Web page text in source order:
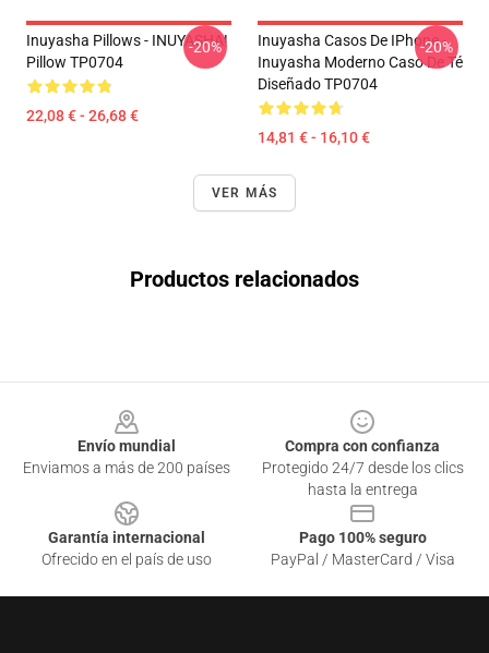
Inuyasha Pillows - INUYASHA!
Pillow TP0704
22,08 € - 26,68 €
-20%
Inuyasha Casos De IPhone -
Inuyasha Moderno Caso De Té
Diseñado TP0704
14,81 € - 16,10 €
-20%
VER MÁS
Productos relacionados
Envío mundial
Enviamos a más de 200 países
Compra con confianza
Protegido 24/7 desde los clics
hasta la entrega
Garantía internacional
Ofrecido en el país de uso
Pago 100% seguro
PayPal / MasterCard / Visa